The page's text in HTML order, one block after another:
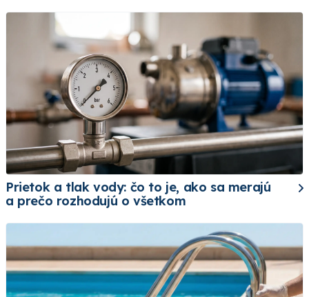
Prietok a tlak vody: čo to je, ako sa merajú
a prečo rozhodujú o všetkom